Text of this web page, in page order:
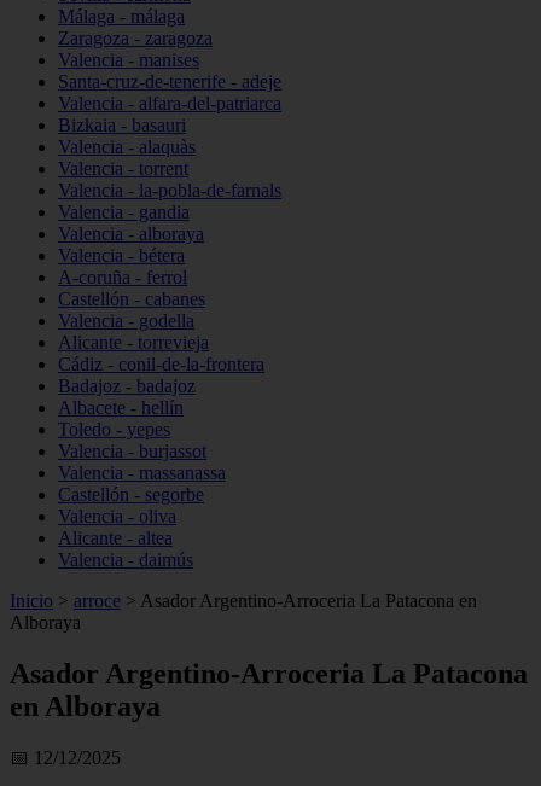
Málaga - málaga
Zaragoza - zaragoza
Valencia - manises
Santa-cruz-de-tenerife - adeje
Valencia - alfara-del-patriarca
Bizkaia - basauri
Valencia - alaquàs
Valencia - torrent
Valencia - la-pobla-de-farnals
Valencia - gandia
Valencia - alboraya
Valencia - bétera
A-coruña - ferrol
Castellón - cabanes
Valencia - godella
Alicante - torrevieja
Cádiz - conil-de-la-frontera
Badajoz - badajoz
Albacete - hellín
Toledo - yepes
Valencia - burjassot
Valencia - massanassa
Castellón - segorbe
Valencia - oliva
Alicante - altea
Valencia - daimús
Inicio > arroce > Asador Argentino-Arroceria La Patacona en
Alboraya
Asador Argentino-Arroceria La Patacona
en Alboraya
📅 12/12/2025